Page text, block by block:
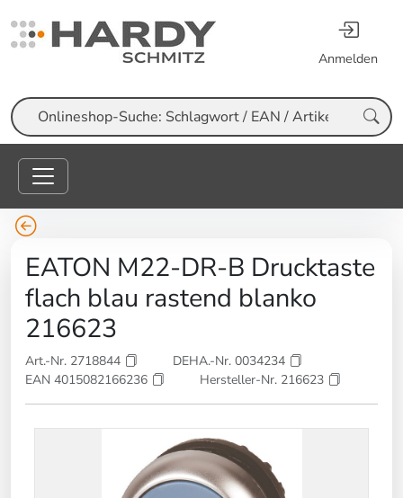
Anmelden
Suche
EATON M22-DR-B Drucktaste
flach blau rastend blanko
216623
Art.-Nr. 2718844
DEHA.-Nr. 0034234
EAN 4015082166236
Hersteller-Nr. 216623